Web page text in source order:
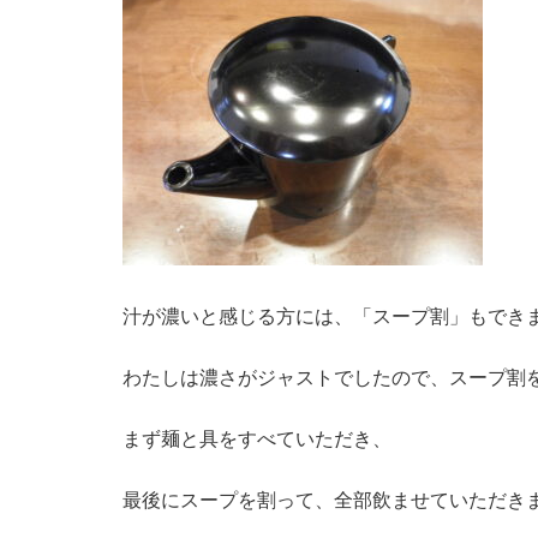
汁が濃いと感じる方には、「スープ割」もでき
わたしは濃さがジャストでしたので、スープ割
まず麺と具をすべていただき、
最後にスープを割って、全部飲ませていただき